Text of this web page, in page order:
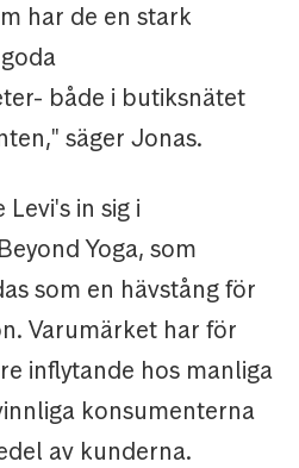
har de en stark
både i butiksnätet
säger Jonas.
in sig i
Yoga, som
som en hävstång för
Varumärket har för
inflytande hos manliga
konsumenterna
av kunderna.